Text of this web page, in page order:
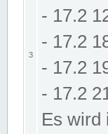
3
- 17.2
- 17.2
- 17.2
- 17.2
Es wird